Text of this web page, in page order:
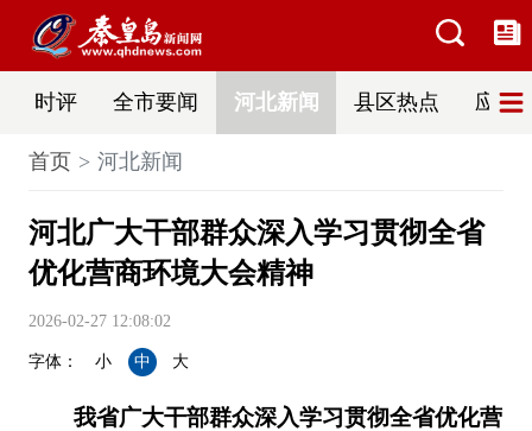
时评 全市要闻 河北新闻 县区热点 应急
首页 河北新闻
河北广大干部群众深入学习贯彻全省
优化营商环境大会精神
2026-02-27 12:08:02
字体： 小 中 大
我省广大干部群众深入学习贯彻全省优化营